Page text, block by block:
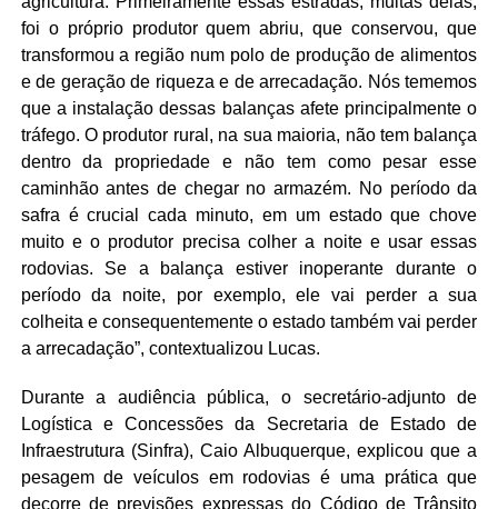
foi o próprio produtor quem abriu, que conservou, que
transformou a região num polo de produção de alimentos
e de geração de riqueza e de arrecadação. Nós tememos
que a instalação dessas balanças afete principalmente o
tráfego. O produtor rural, na sua maioria, não tem balança
dentro da propriedade e não tem como pesar esse
caminhão antes de chegar no armazém. No período da
safra é crucial cada minuto, em um estado que chove
muito e o produtor precisa colher a noite e usar essas
rodovias. Se a balança estiver inoperante durante o
período da noite, por exemplo, ele vai perder a sua
colheita e consequentemente o estado também vai perder
a arrecadação”, contextualizou Lucas.
Durante a audiência pública, o secretário-adjunto de
Logística e Concessões da Secretaria de Estado de
Infraestrutura (Sinfra), Caio Albuquerque, explicou que a
pesagem de veículos em rodovias é uma prática que
decorre de previsões expressas do Código de Trânsito